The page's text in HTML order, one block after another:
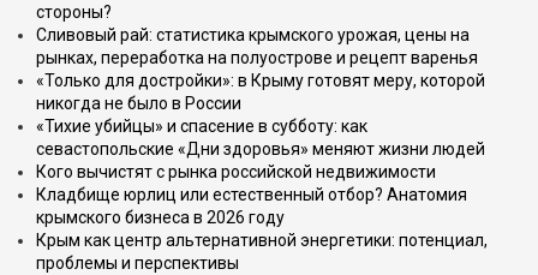
стороны?
Сливовый рай: статистика крымского урожая, цены на
рынках, переработка на полуострове и рецепт варенья
«Только для достройки»: в Крыму готовят меру, которой
никогда не было в России
«Тихие убийцы» и спасение в субботу: как
севастопольские «Дни здоровья» меняют жизни людей
Кого вычистят с рынка российской недвижимости
Кладбище юрлиц или естественный отбор? Анатомия
крымского бизнеса в 2026 году
Крым как центр альтернативной энергетики: потенциал,
проблемы и перспективы